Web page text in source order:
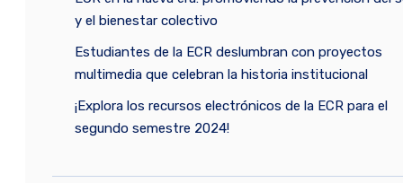
y el bienestar colectivo
Estudiantes de la ECR deslumbran con proyectos
multimedia que celebran la historia institucional
¡Explora los recursos electrónicos de la ECR para el
segundo semestre 2024!